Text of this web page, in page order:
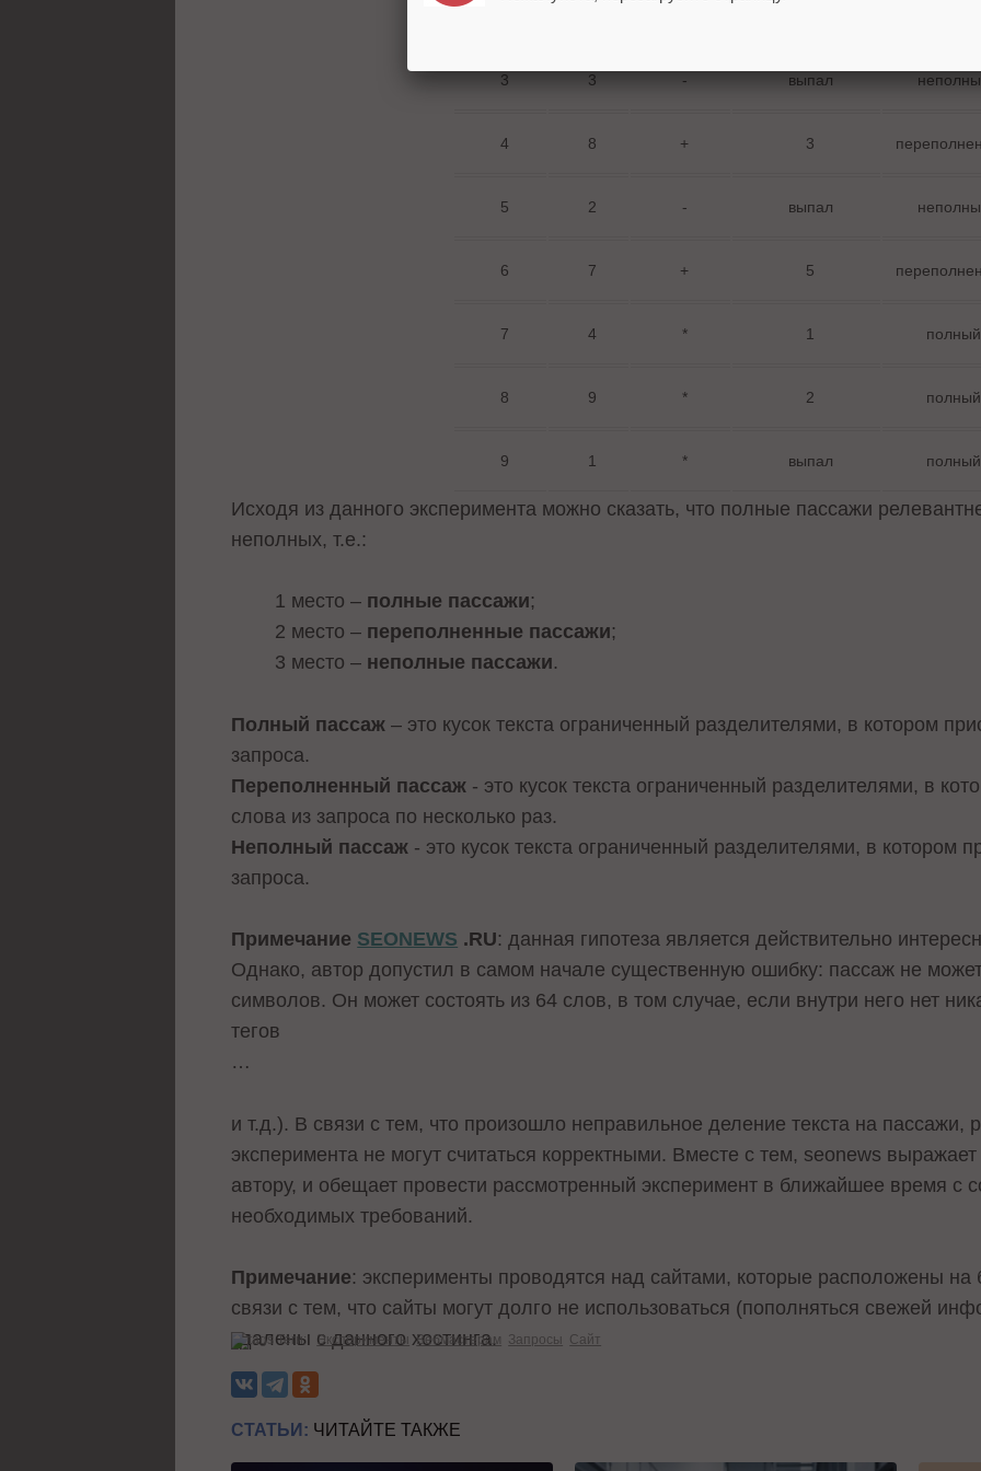
3 3 - выпал
4 8 + 3
5 2 - выпал
6 7 + 5
7 4 * 1 полный
8 9 * 2 полный
9 1 * выпал полный
Исходя из данного эксперимента можно сказать, что полные пассажи
неполных, т.е.:
1 место – полные пассажи;
2 место – переполненные пассажи;
3 место – неполные пассажи.
Полный пассаж – это кусок текста ограниченный разделителями, в котором
запроса.
Переполненный пассаж - это кусок текста ограниченный разделителями, в
слова из запроса по несколько раз.
Неполный пассаж - это кусок текста ограниченный разделителями, в котором
запроса.
Примечание SEONEWS .RU: данная гипотеза является действительно
Однако, автор допустил в самом начале существенную ошибку: пассаж не
символов. Он может состоять из 64 слов, в том случае, если внутри него нет
тегов
…
и т.д.). В связи с тем, что произошло неправильное деление текста на пассажи,
эксперимента не могут считаться корректными. Вместе с тем, seonews
автору, и обещает провести рассмотренный эксперимент в ближайшее время с
необходимых требований.
Примечание: эксперименты проводятся над сайтами, которые расположены на
связи с тем, что сайты могут долго не использоваться (пополняться свежей
удалены с данного хостинга.
Теги: Эксперименты Вебмастерам Запросы Сайт
СТАТЬИ: ЧИТАЙТЕ ТАКЖЕ